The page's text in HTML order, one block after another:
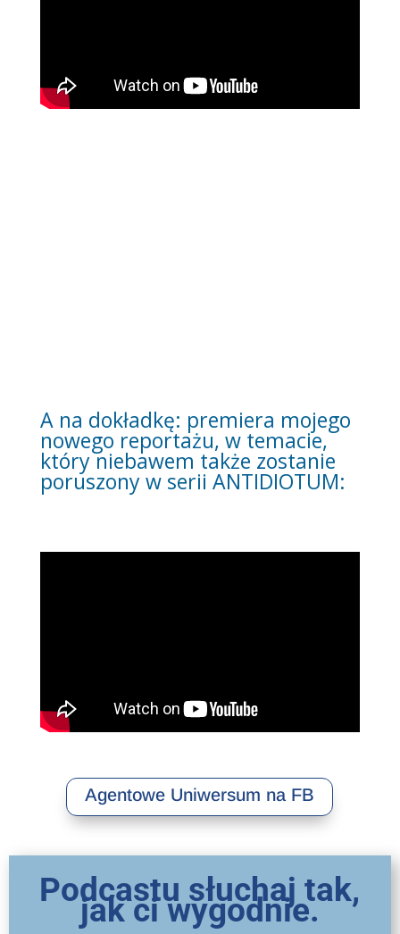
A na dokładkę: premiera mojego
nowego reportażu, w temacie,
który niebawem także zostanie
poruszony w serii ANTIDIOTUM:
Agentowe Uniwersum na FB
Podcastu słuchaj tak,
jak ci wygodnie.